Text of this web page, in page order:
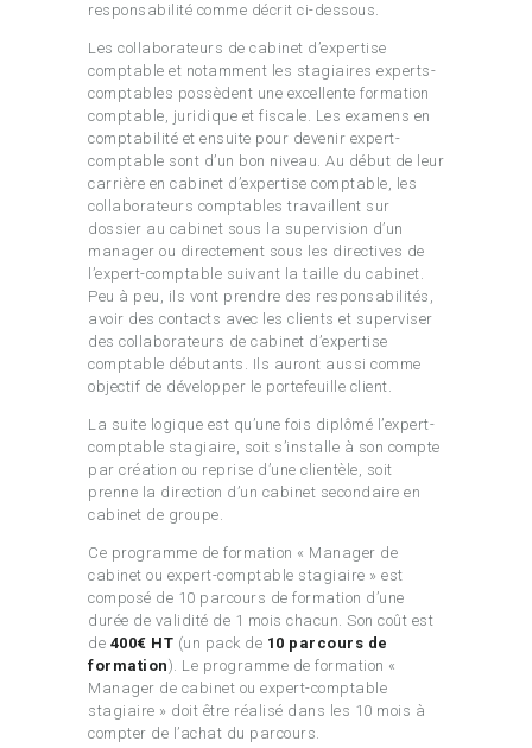
responsabilité comme décrit ci-dessous.
Les collaborateurs de cabinet d’expertise
comptable et notamment les stagiaires experts-
comptables possèdent une excellente formation
comptable, juridique et fiscale. Les examens en
comptabilité et ensuite pour devenir expert-
comptable sont d’un bon niveau. Au début de leur
carrière en cabinet d’expertise comptable, les
collaborateurs comptables travaillent sur
dossier au cabinet sous la supervision d’un
manager ou directement sous les directives de
l’expert-comptable suivant la taille du cabinet.
Peu à peu, ils vont prendre des responsabilités,
avoir des contacts avec les clients et superviser
des collaborateurs de cabinet d’expertise
comptable débutants. Ils auront aussi comme
objectif de développer le portefeuille client.
La suite logique est qu’une fois diplômé l’expert-
comptable stagiaire, soit s’installe à son compte
par création ou reprise d’une clientèle, soit
prenne la direction d’un cabinet secondaire en
cabinet de groupe.
Ce programme de formation « Manager de
cabinet ou expert-comptable stagiaire » est
composé de 10 parcours de formation d’une
durée de validité de 1 mois chacun. Son coût est
de 400€ HT (un pack de 10 parcours de
formation). Le programme de formation «
Manager de cabinet ou expert-comptable
stagiaire » doit être réalisé dans les 10 mois à
compter de l’achat du parcours.